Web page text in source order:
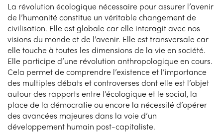
La révolution écologique nécessaire pour assurer l’avenir
de l’humanité constitue un véritable changement de
civilisation. Elle est globale car elle interagit avec nos
visions du monde et de l’avenir. Elle est transversale car
elle touche à toutes les dimensions de la vie en société.
Elle participe d’une révolution anthropologique en cours.
Cela permet de comprendre l’existence et l’importance
des multiples débats et controverses dont elle est l’objet
autour des rapports entre l’écologique et le social, la
place de la démocratie ou encore la nécessité d’opérer
des avancées majeures dans la voie d’un
développement humain post-capitaliste.